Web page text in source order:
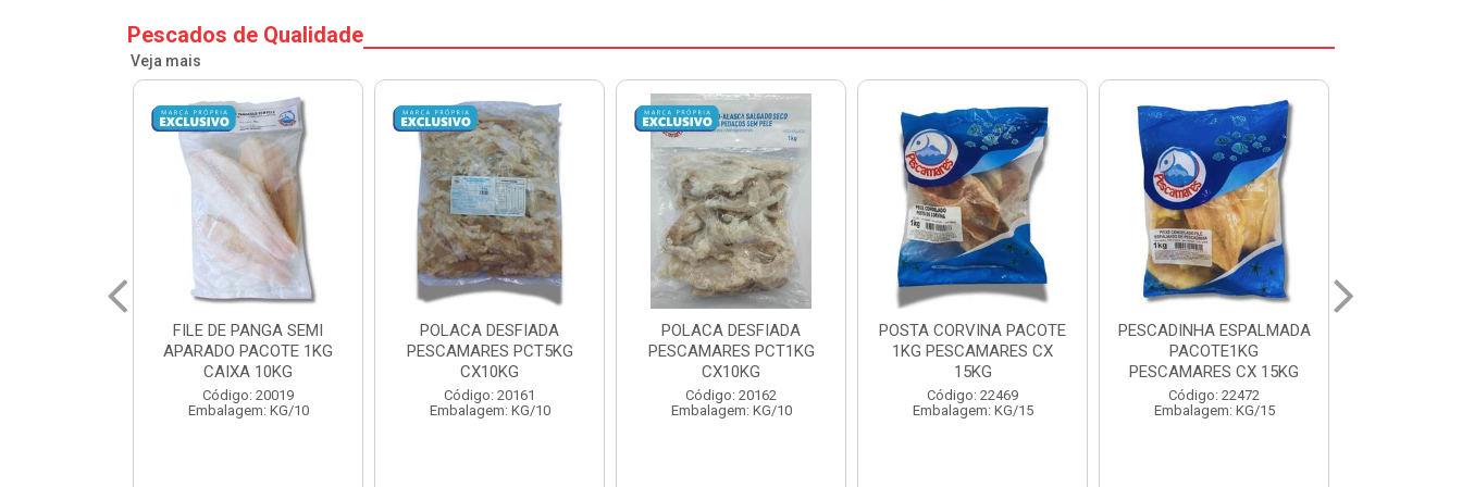
Pescados de Qualidade
Veja mais
POLACA DESFIADA
PESCAMARES PCT5KG
CX10KG
Código: 20161
Embalagem: KG/10
POLACA DESFIADA
PESCAMARES PCT1KG
CX10KG
Código: 20162
Embalagem: KG/10
POSTA CORVINA PACOTE
1KG PESCAMARES CX
15KG
Código: 22469
Embalagem: KG/15
PESCADINHA ESPALMADA
PACOTE1KG
PESCAMARES CX 15KG
Código: 22472
Embalagem: KG/15
FILE DE PANGA PREMIUM
PACOTE 1KG CAIXA 10KG
Código: 20021
Embalagem: KG/10